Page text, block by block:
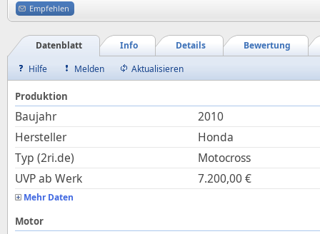
Empfehlen
Bewertung
Details
Info
Datenblatt
Hilfe
Melden Aktualisieren
Produktion
Baujahr
2010
Hersteller
Honda
Typ (2ri.de)
Motocross
UVP ab Werk
7.200,00€
Mehr Daten
Motor